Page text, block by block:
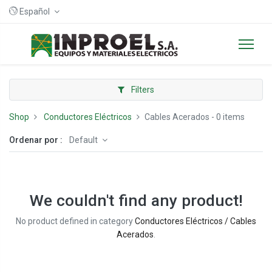
Español
Filters
Shop Conductores Eléctricos Cables Acerados - 0 items
Ordenar por : Default
We couldn't find any product!
No product defined in categoryConductores Eléctricos / Cables
Acerados.